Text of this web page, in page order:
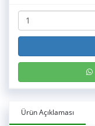
Ürün Açıklaması